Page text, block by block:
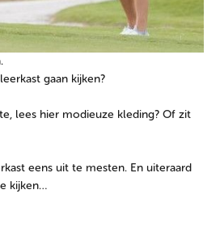
gaan kijken?
lees hier modieuze kleding? Of zit
eens uit te mesten. En uiteraard
kijken…